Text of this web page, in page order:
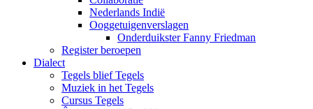
Nederlands Indië
Ooggetuigenverslagen
Onderduikster Fanny Friedman
Register beroepen
Dialect
Tegels blief Tegels
Muziek in het Tegels
Cursus Tegels